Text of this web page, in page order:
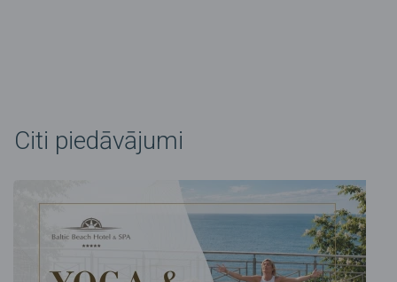
Citi piedāvājumi